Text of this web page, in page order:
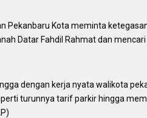
Pekanbaru Kota meminta
Datar Fahdil Rahmat dan
dengan kerja nyata walikota
turunnya tarif parkir hingga